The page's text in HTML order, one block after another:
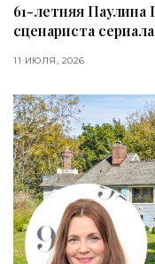
61-летняя
сценариста
11 ИЮЛЯ, 2026